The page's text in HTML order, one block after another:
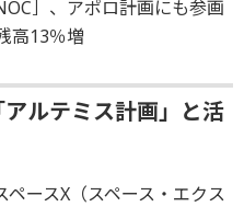
］、アポロ計画にも参画
高13％増
ルテミス計画」と活
ースX（スペース・エクス